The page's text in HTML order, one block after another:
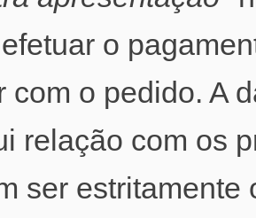
o
com o pedido. A
relação com os
ser estritamente